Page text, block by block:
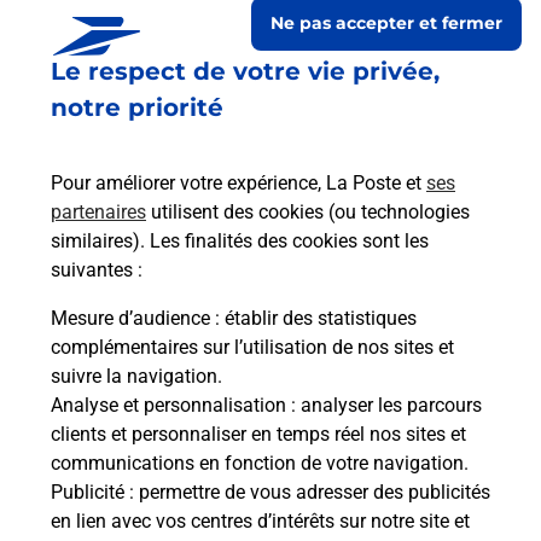
Le respect de votre vie privée,
notre priorité
Pour améliorer votre expérience, La Poste et ses
partenaires utilisent des cookies (ou technologies
similaires). Les finalités des cookies sont les
suivantes :
Mesure d’audience : établir des statistiques
complémentaires sur l’utilisation de nos sites et
suivre la navigation.
Analyse et personnalisation : analyser les parcours
clients et personnaliser en temps réel nos sites et
communications en fonction de votre navigation.
Publicité : permettre de vous adresser des publicités
en lien avec vos centres d’intérêts sur notre site et
Ne pas accepter et fermer
Prochaine collecte du courriersamedià 09h00
14 Route De L Etang
50260 L Etang Bertrand
Itinéraire
Le lien s'ouvre dans un nouvel onglet